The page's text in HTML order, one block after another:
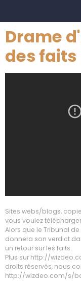
Drame
des faits
Sites webs/blogs,
vous voulez
Alors que le Tribunal
donnera son verdict
un retour sur les faits.
Plus sur http://
droits réservés, nous
http://wizdeo.com/s/